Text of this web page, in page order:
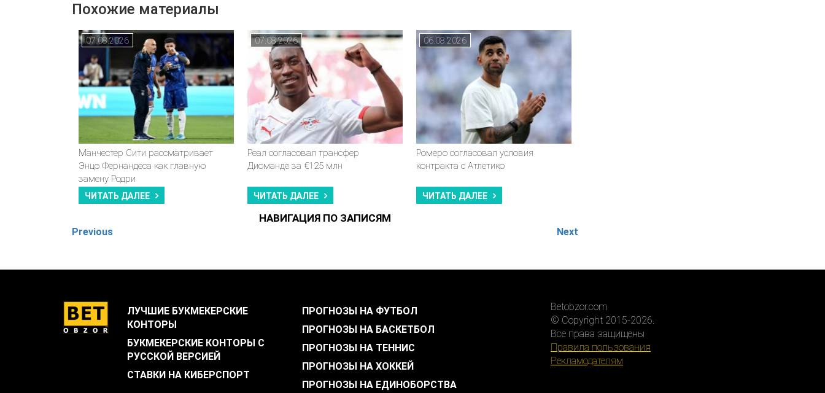
Похожие материалы
07.08.2026
Манчестер Сити рассматривает
Энцо Фернандеса как главную
замену Родри
ЧИТАТЬ ДАЛЕЕ
07.08.2026
Реал согласовал трансфер
Диоманде за €125 млн
ЧИТАТЬ ДАЛЕЕ
06.08.2026
Ромеро согласовал условия
контракта с Атлетико
ЧИТАТЬ ДАЛЕЕ
НАВИГАЦИЯ ПО ЗАПИСЯМ
Previous Next
ЛУЧШИЕ БУКМЕКЕРСКИЕ
КОНТОРЫ
БУКМЕКЕРСКИЕ КОНТОРЫ С
РУССКОЙ ВЕРСИЕЙ
СТАВКИ НА КИБЕРСПОРТ
ПРОГНОЗЫ НА ФУТБОЛ
ПРОГНОЗЫ НА БАСКЕТБОЛ
ПРОГНОЗЫ НА ТЕННИС
ПРОГНОЗЫ НА ХОККЕЙ
ПРОГНОЗЫ НА ЕДИНОБОРСТВА
Betobzor.com
© Copyright 2015-2026.
Все права защищены
Правила пользования
Рекламодателям